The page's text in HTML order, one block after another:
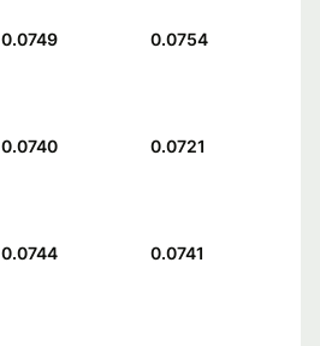
0.0749 0.0754
0.0740 0.0721
0.0744 0.0741